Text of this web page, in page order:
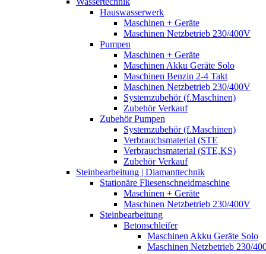
Hauswasserwerk
Maschinen + Geräte
Maschinen Netzbetrieb 230/400V
Pumpen
Maschinen + Geräte
Maschinen Akku Geräte Solo
Maschinen Benzin 2-4 Takt
Maschinen Netzbetrieb 230/400V
Systemzubehör (f.Maschinen)
Zubehör Verkauf
Zubehör Pumpen
Systemzubehör (f.Maschinen)
Verbrauchsmaterial (STE
Verbrauchsmaterial (STE,KS)
Zubehör Verkauf
Steinbearbeitung | Diamanttechnik
Stationäre Fliesenschneidmaschine
Maschinen + Geräte
Maschinen Netzbetrieb 230/400V
Steinbearbeitung
Betonschleifer
Maschinen Akku Geräte Solo
Maschinen Netzbetrieb 230/